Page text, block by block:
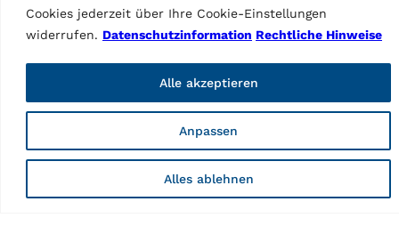
Cookies jederzeit über Ihre Cookie-Einstellungen
widerrufen. Datenschutzinformation Rechtliche Hinweise
Anpassen
Alles ablehnen
Alle akzeptieren